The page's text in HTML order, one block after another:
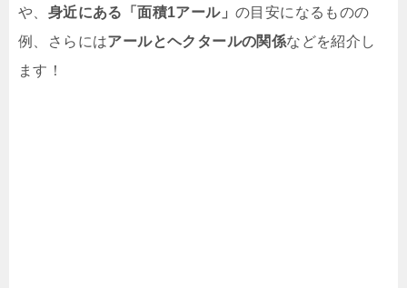
や、 身近にある「面積1アール」の目安になるものの
例、さらにはアールとヘクタールの関係などを紹介し
ます！